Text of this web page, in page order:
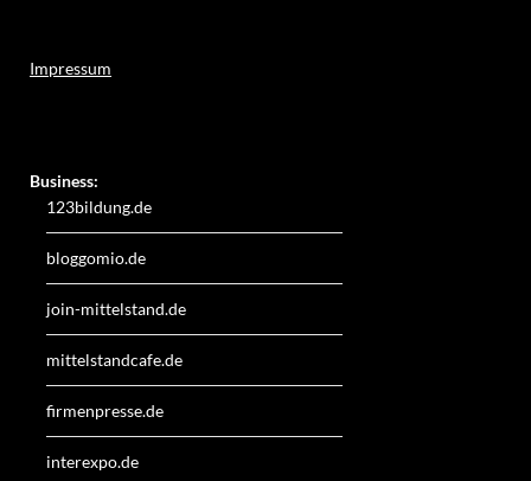
Impressum
Business:
123bildung.de
bloggomio.de
join-mittelstand.de
mittelstandcafe.de
firmenpresse.de
interexpo.de